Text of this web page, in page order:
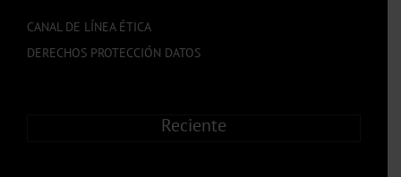
CANAL DE LÍNEA ÉTICA
DERECHOS PROTECCIÓN DATOS
Reciente